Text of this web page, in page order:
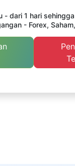
- dari 1 hari
- Forex,